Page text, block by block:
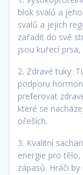
blok svalů a
svalů a jejich
zařadit do své
jsou kuřecí
2. Zdravé tuky:
podporu
preferovat
které se
ořeších.
3. Kvalitní
energie pro
zápasů. Hráči